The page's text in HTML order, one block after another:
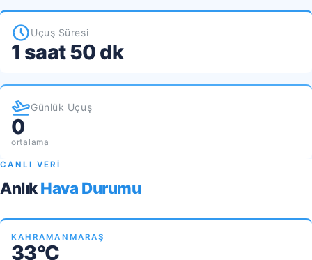
Uçuş Süresi
1 saat 50 dk
Günlük Uçuş
0
ortalama
CANLI VERİ
AnlıkHava Durumu
KAHRAMANMARAŞ
33°C